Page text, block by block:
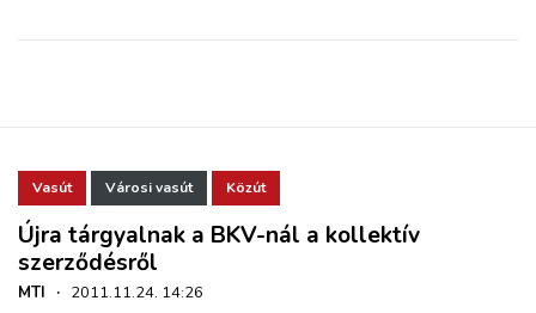
HAJÓZÁS
BLOG
Vasút Városi vasút Közút
Újra tárgyalnak a BKV-nál a kollektív
szerződésről
MTI · 2011.11.24. 14:26